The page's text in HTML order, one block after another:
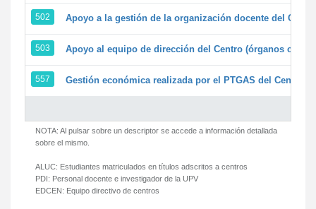
502 Apoyo a la gestión de la organización docente del
503 Apoyo al equipo de dirección del Centro (órganos
557 Gestión económica realizada por el PTGAS del Centro
NOTA: Al pulsar sobre un descriptor se accede a información detallada
sobre el mismo.
ALUC: Estudiantes matriculados en títulos adscritos a centros
PDI: Personal docente e investigador de la UPV
EDCEN: Equipo directivo de centros